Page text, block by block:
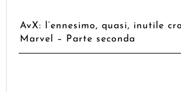
AvX: l’ennesimo, quasi, inutile
Marvel – Parte seconda